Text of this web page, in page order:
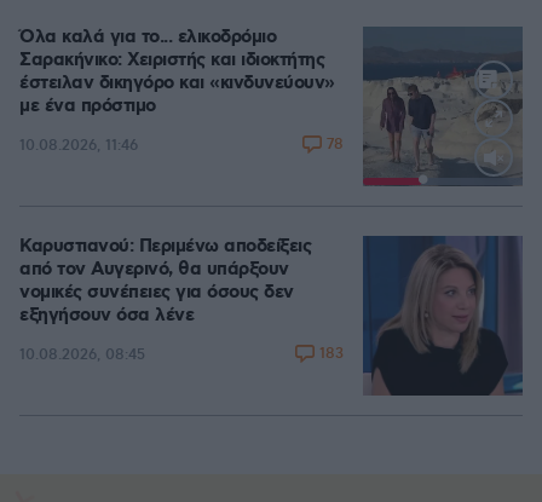
Όλα καλά για το... ελικοδρόμιο
Σαρακήνικο: Χειριστής και ιδιοκτήτης
έστειλαν δικηγόρο και «κινδυνεύουν»
με ένα πρόστιμο
10.08.2026, 11:46 78
Καρυστιανού: Περιμένω αποδείξεις
από τον Αυγερινό, θα υπάρξουν
νομικές συνέπειες για όσους δεν
εξηγήσουν όσα λένε
10.08.2026, 08:45 183